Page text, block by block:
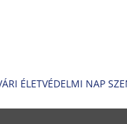
ÉLETVÉDELMI NAP